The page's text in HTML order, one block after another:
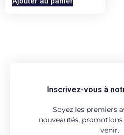
Inscrivez-vous à
Soyez les premiers
nouveautés,
venir.